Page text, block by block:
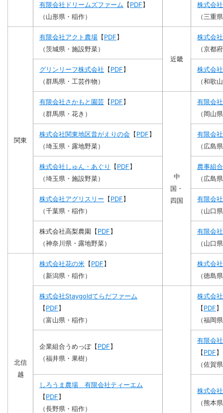
有限会社ドリームズファーム 【PDF】
（山形県・稲作）
株式会
（三重
関東
有限会社アクト農場 【PDF】
（茨城県・施設野菜）
近畿
株式会
（京都
グリンリーフ株式会社 【PDF】
（群馬県・工芸作物）
株式会
（和歌
有限会社さかもと園芸 【PDF】
（群馬県・花き）
中
国・
四国
有限会
（岡山
株式会社関東地区昔がえりの会 【PDF】
（埼玉県・露地野菜）
有限会
（広島
株式会社しゅん・あぐり 【PDF】
（埼玉県・施設野菜）
農事組
（広島
株式会社アグリスリー 【PDF】
（千葉県・稲作）
有限会
（山口
株式会社高梨農園【PDF】
（神奈川県・露地野菜）
有限会
（山口
北信
越
株式会社花の米 【PDF】
（新潟県・稲作）
株式会
（徳島
株式会社Staygoldてらだファーム
【PDF】
（富山県・稲作）
株式会
【PDF】
（福岡
企業組合うめっぽ【PDF】
（福井県・果樹）
有限会
【PDF】
（佐賀
しろうま農場 有限会社ティーエム
【PDF】
（長野県・稲作）
株式会
（熊本